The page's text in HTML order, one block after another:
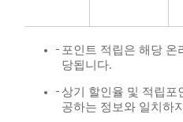
포인트 적립은 해당 온
당됩니다.
상기 할인율 및 적립포
공하는 정보와 일치하